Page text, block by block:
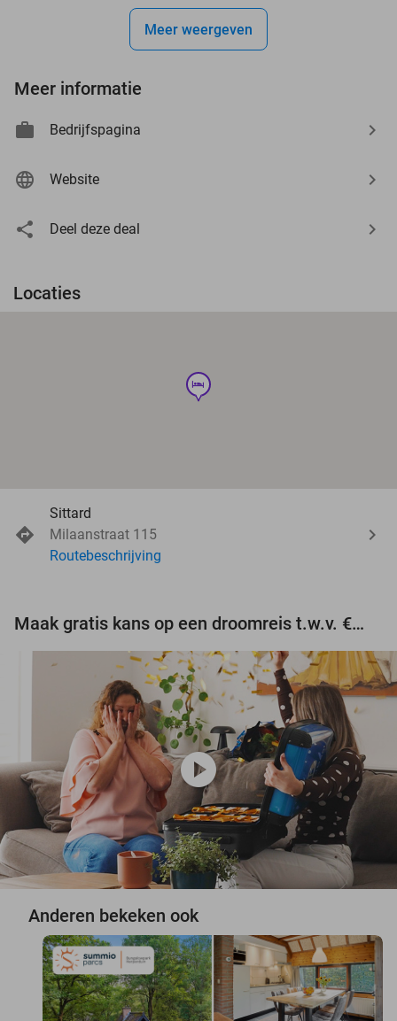
Meer weergeven
Meer informatie
Bedrijfspagina
Website
Deel deze deal
Locaties
hotel
Sittard
Milaanstraat 115
Routebeschrijving
Maak gratis kans op een droomreis t.w.v. €3.000!
play_circle
Anderen bekeken ook